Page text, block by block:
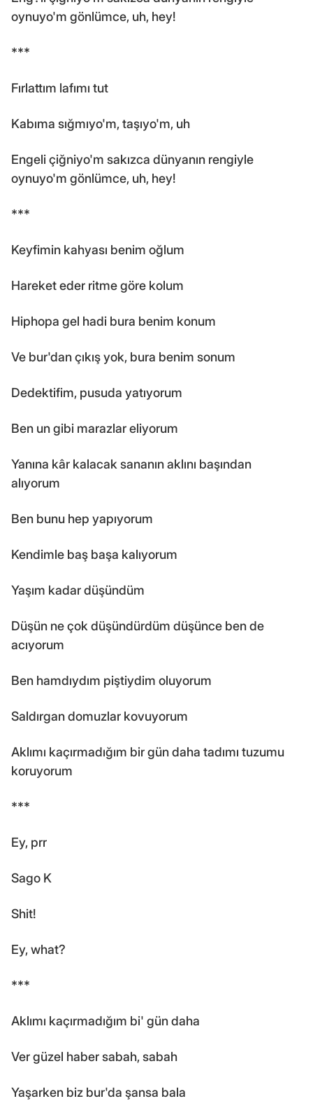
oynuyo'm gönlümce, uh, hey!
***
Fırlattım lafımı tut
Kabıma sığmıyo'm, taşıyo'm, uh
Engeli çiğniyo'm sakızca dünyanın rengiyle
oynuyo'm gönlümce, uh, hey!
***
Keyfimin kahyası benim oğlum
Hareket eder ritme göre kolum
Hiphopa gel hadi bura benim konum
Ve bur'dan çıkış yok, bura benim sonum
Dedektifim, pusuda yatıyorum
Ben un gibi marazlar eliyorum
Yanına kâr kalacak sananın aklını başından
alıyorum
Ben bunu hep yapıyorum
Kendimle baş başa kalıyorum
Yaşım kadar düşündüm
Düşün ne çok düşündürdüm düşünce ben de
acıyorum
Ben hamdıydım piştiydim oluyorum
Saldırgan domuzlar kovuyorum
Aklımı kaçırmadığım bir gün daha tadımı tuzumu
koruyorum
***
Ey, prr
Sago K
Shit!
Ey, what?
***
Aklımı kaçırmadığım bi' gün daha
Ver güzel haber sabah, sabah
Yaşarken biz bur'da şansa bala